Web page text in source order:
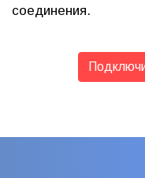
соединения.